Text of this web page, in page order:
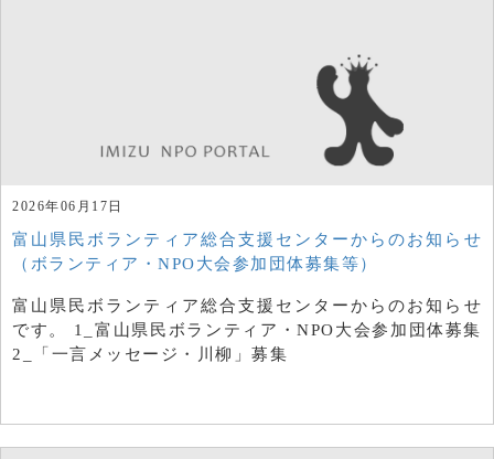
2026年06月17日
富山県民ボランティア総合支援センターからのお知らせ
（ボランティア・NPO大会参加団体募集等）
富山県民ボランティア総合支援センターからのお知らせ
です。 1_富山県民ボランティア・NPO大会参加団体募集
2_「一言メッセージ・川柳」募集